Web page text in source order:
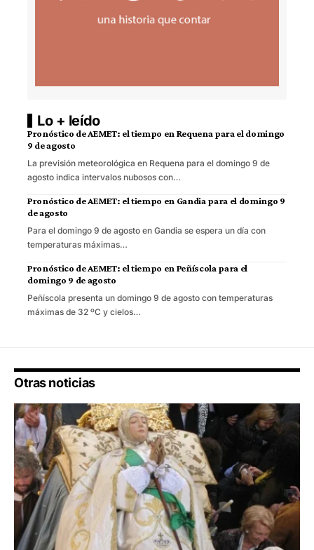
Lo + leído
Pronóstico de AEMET: el tiempo en Requena para el domingo
9 de agosto
La previsión meteorológica en Requena para el domingo 9 de
agosto indica intervalos nubosos con…
Pronóstico de AEMET: el tiempo en Gandia para el domingo 9
de agosto
Para el domingo 9 de agosto en Gandia se espera un día con
temperaturas máximas…
Pronóstico de AEMET: el tiempo en Peñíscola para el
domingo 9 de agosto
Peñíscola presenta un domingo 9 de agosto con temperaturas
máximas de 32 ºC y cielos…
Otras noticias